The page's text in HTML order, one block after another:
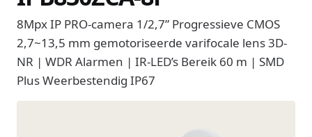
8Mpx IP PRO-camera 1/2,7” Progressieve CMOS
2,7~13,5 mm gemotoriseerde varifocale lens 3D-
NR | WDR Alarmen | IR-LED’s Bereik 60 m | SMD
Plus Weerbestendig IP67